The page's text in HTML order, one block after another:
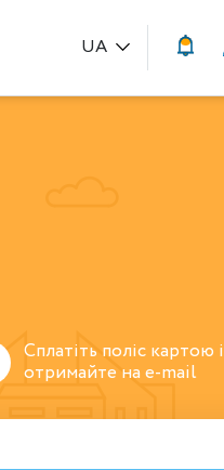
UA
Сплатіть поліс картою і
отримайте на e-mail